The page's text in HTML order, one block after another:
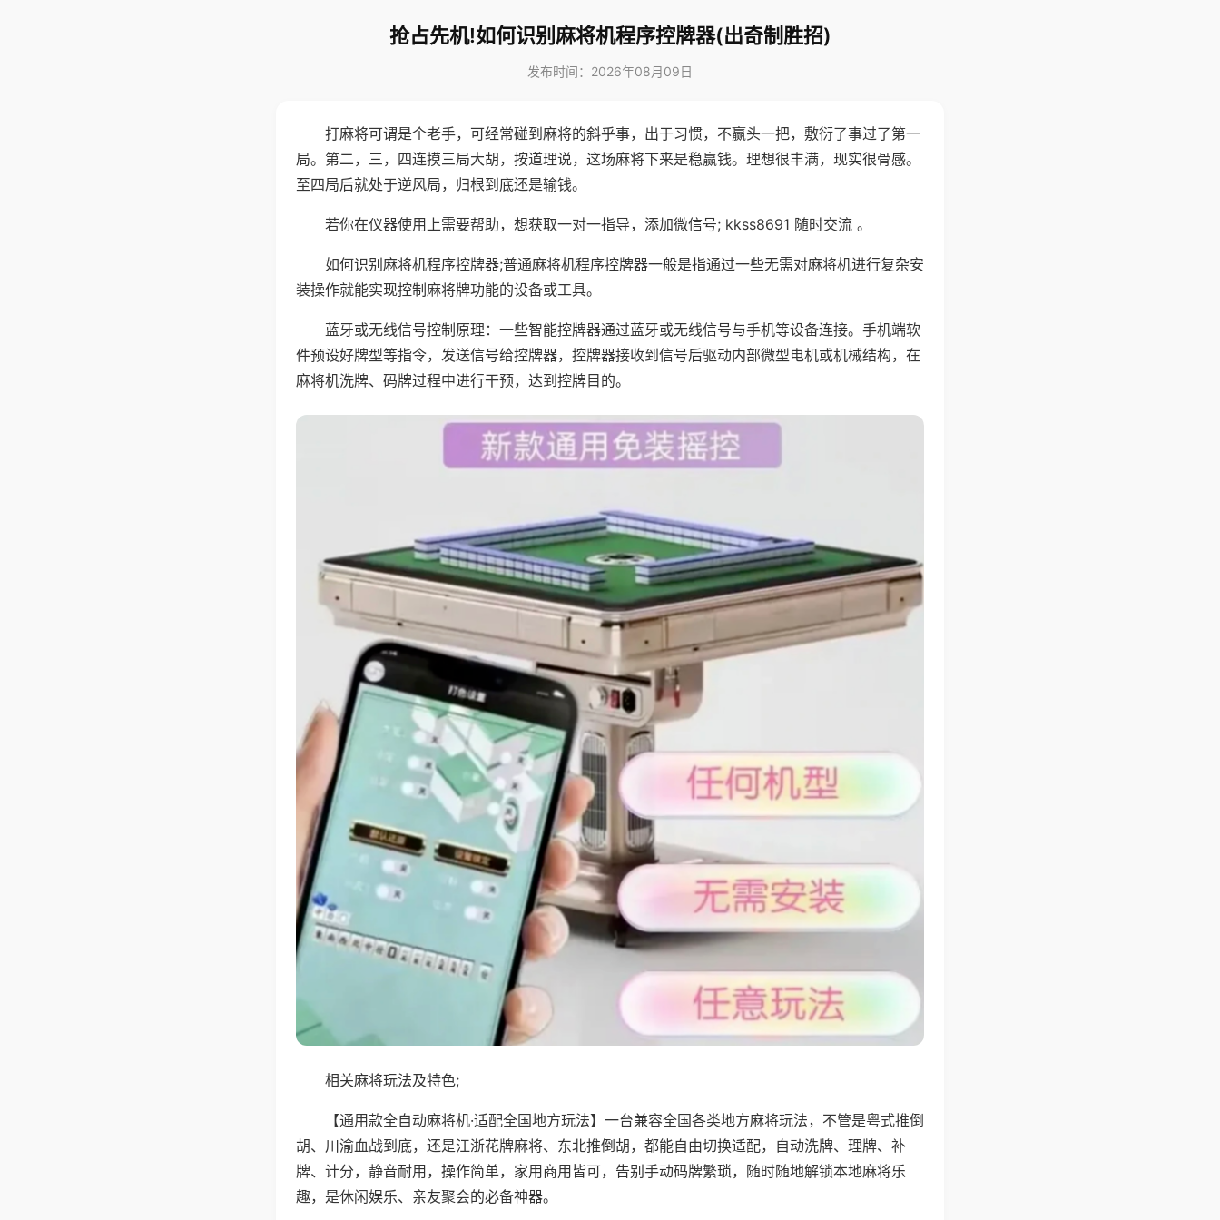
抢占先机!如何识别麻将机程序控牌器(出奇制胜招)
发布时间：2026年08月09日
打麻将可谓是个老手，可经常碰到麻将的斜乎事，出于习惯，不赢头一把，敷衍了事过了第一
局。第二，三，四连摸三局大胡，按道理说，这场麻将下来是稳赢钱。理想很丰满，现实很骨感。
至四局后就处于逆风局，归根到底还是输钱。
若你在仪器使用上需要帮助，想获取一对一指导，添加微信号; kkss8691 随时交流 。
如何识别麻将机程序控牌器;普通麻将机程序控牌器一般是指通过一些无需对麻将机进行复杂安
装操作就能实现控制麻将牌功能的设备或工具。
蓝牙或无线信号控制原理：一些智能控牌器通过蓝牙或无线信号与手机等设备连接。手机端软
件预设好牌型等指令，发送信号给控牌器，控牌器接收到信号后驱动内部微型电机或机械结构，在
麻将机洗牌、码牌过程中进行干预，达到控牌目的。
相关麻将玩法及特色;
【通用款全自动麻将机·适配全国地方玩法】一台兼容全国各类地方麻将玩法，不管是粤式推倒
胡、川渝血战到底，还是江浙花牌麻将、东北推倒胡，都能自由切换适配，自动洗牌、理牌、补
牌、计分，静音耐用，操作简单，家用商用皆可，告别手动码牌繁琐，随时随地解锁本地麻将乐
趣，是休闲娱乐、亲友聚会的必备神器。